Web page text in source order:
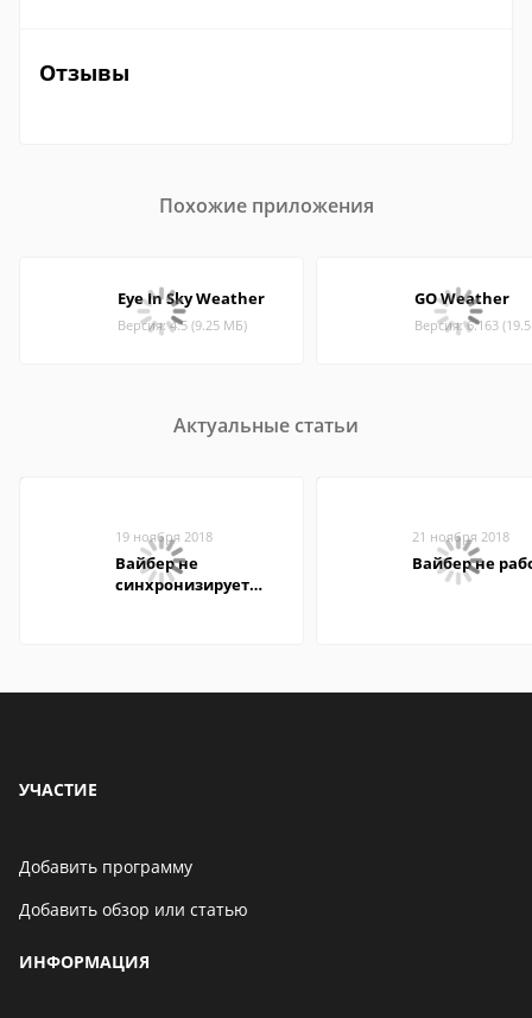
Отзывы
Похожие приложения
Eye In Sky Weather
Версия: 4.5 (9.25 МБ)
GO Weather
Версия: 6.163
Актуальные статьи
19 ноября 2018
Вайбер не
синхронизирует
21 ноября 2018
Вайбер не
УЧАСТИЕ
Добавить программу
Добавить обзор или статью
ИНФОРМАЦИЯ